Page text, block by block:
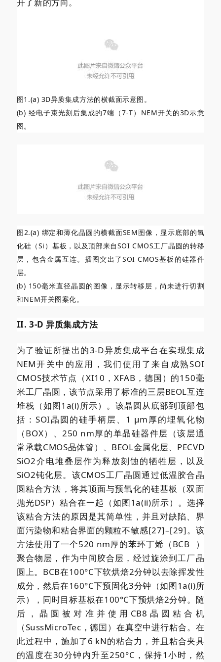
图1.(a) 3D异质集成方法的横截面示意图。
(b) 经电子束光刻后集成的7端（7-T）NEM开关的3D示意
图。
图2.(a) 绑定和薄化晶圆的横截面SEM图像，显示底部的氧
化硅（Si）基板，以及顶部来自SOI CMOS工厂晶圆的转移
层，包含金属互连。插图突出了SOI CMOS基板的硅器件
层。
(b) 150毫米直径晶圆的图像，显示转移层，尚未进行切割
和NEM开关图案化。
II. 3-D 异质集成方法
为了验证所提出的3-D异质集成平台在实现集成
NEM开关中的应用，我们使用了来自成熟SOI
CMOS技术节点（XI10，XFAB，德国）的150毫
米工厂晶圆，该节点采用了标准的三层BEOL互连
堆栈（如图1a(i)所示）。该晶圆从底部到顶部包
括：SOI晶圆的硅手柄层、1 µm厚的埋氧化物
（BOX）、250 nm厚的单晶硅器件层（该层通
常承载CMOS晶体管）、BEOL金属化层、PECVD
SiO2介电堆叠层作为释放刻蚀的牺牲层，以及
SiO2钝化层。该CMOS工厂晶圆通过低温胶合晶
圆粘合方法，将其顶面与预氧化的硅基板（双面
抛光DSP）粘合在一起（如图1a(ii)所示）。选择
该粘合方法的原因是其简单性，并且对缺陷、界
面污染物和粘合界面的颗粒不敏感[27]–[29]。该
方法使用了一个520 nm厚的苯环丁烯（BCB
）
聚合物层，作为中间胶合层，经过旋涂到工厂晶
圆上。BCB在100°C下软烘焙2分钟以去除挥发性
成分，然后在160°C下预固化3分钟（如图1a(i)所
示），同时目标基板在100°C下预烘焙2分钟。随
后，晶圆被对准并使用CB8晶圆粘合机
（SussMicroTec，德国）在真空中进行粘合。在
此过程中，施加了6 kN的粘合力，并且粘合夹具
的温度在30分钟内升至250°C，保持1小时，然